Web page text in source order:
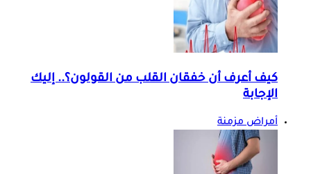
كيف أعرف أن خفقان القلب من القولون؟.. إليك
الإجابة
أمراض مزمنة